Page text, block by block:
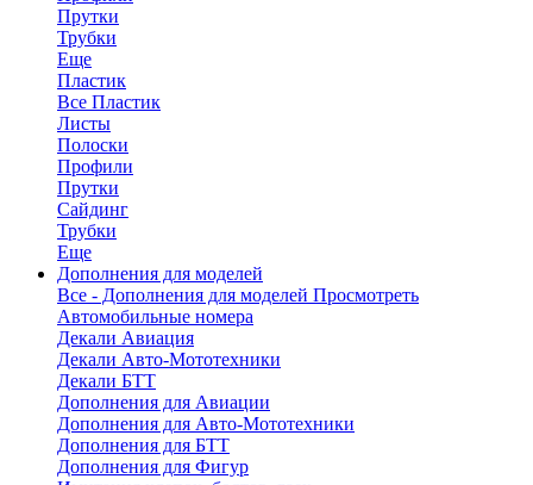
Прутки
Трубки
Еще
Пластик
Все Пластик
Листы
Полоски
Профили
Прутки
Сайдинг
Трубки
Еще
Дополнения для моделей
Все - Дополнения для моделей Просмотреть
Автомобильные номера
Декали Авиация
Декали Авто-Мототехники
Декали БТТ
Дополнения для Авиации
Дополнения для Авто-Мототехники
Дополнения для БТТ
Дополнения для Фигур